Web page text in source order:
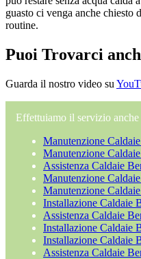
guasto ci venga anche
routine.
Puoi Trovarci
Guarda il nostro video su
Effettuiamo il servizio anche
Manutenzione
Manutenzione
Assistenza Caldaie
Manutenzione
Manutenzione
Installazione Caldaie
Assistenza Caldaie
Installazione Caldaie
Installazione Caldaie
Assistenza Caldaie